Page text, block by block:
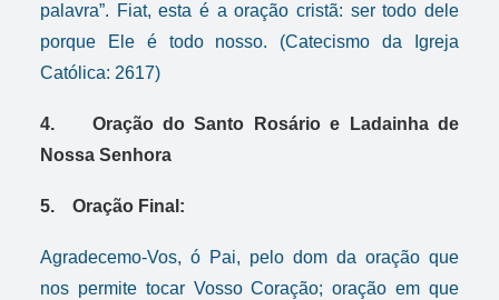
palavra”. Fiat, esta é a oração cristã: ser todo dele
porque Ele é todo nosso. (Catecismo da Igreja
Católica: 2617)
4. Oração do Santo Rosário e Ladainha de
Nossa Senhora
5. Oração Final:
Agradecemo-Vos, ó Pai, pelo dom da oração que
nos permite tocar Vosso Coração; oração em que